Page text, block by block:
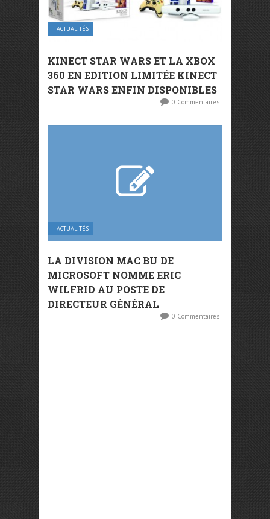
ACTUALITÉS
KINECT STAR WARS ET LA XBOX
360 EN EDITION LIMITÉE KINECT
STAR WARS ENFIN DISPONIBLES
0 Commentaires
ACTUALITÉS
LA DIVISION MAC BU DE
MICROSOFT NOMME ERIC
WILFRID AU POSTE DE
DIRECTEUR GÉNÉRAL
0 Commentaires